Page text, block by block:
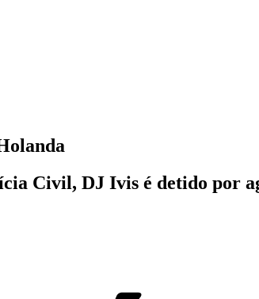
Civil, DJ Ivis é detido por